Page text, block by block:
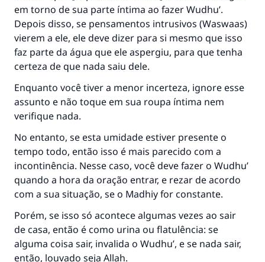
em torno de sua parte íntima ao fazer Wudhu’.
Depois disso, se pensamentos intrusivos (Waswaas)
vierem a ele, ele deve dizer para si mesmo que isso
faz parte da água que ele aspergiu, para que tenha
certeza de que nada saiu dele.
Enquanto você tiver a menor incerteza, ignore esse
assunto e não toque em sua roupa íntima nem
verifique nada.
No entanto, se esta umidade estiver presente o
tempo todo, então isso é mais parecido com a
incontinência. Nesse caso, você deve fazer o Wudhu’
quando a hora da oração entrar, e rezar de acordo
com a sua situação, se o Madhiy for constante.
Porém, se isso só acontece algumas vezes ao sair
de casa, então é como urina ou flatulência: se
alguma coisa sair, invalida o Wudhu’, e se nada sair,
então, louvado seja Allah.